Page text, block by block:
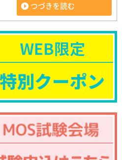
つづきを読む